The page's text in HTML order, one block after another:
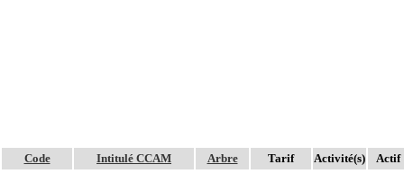
Code Intitulé CCAM Arbre Tarif Activité(s) Actif